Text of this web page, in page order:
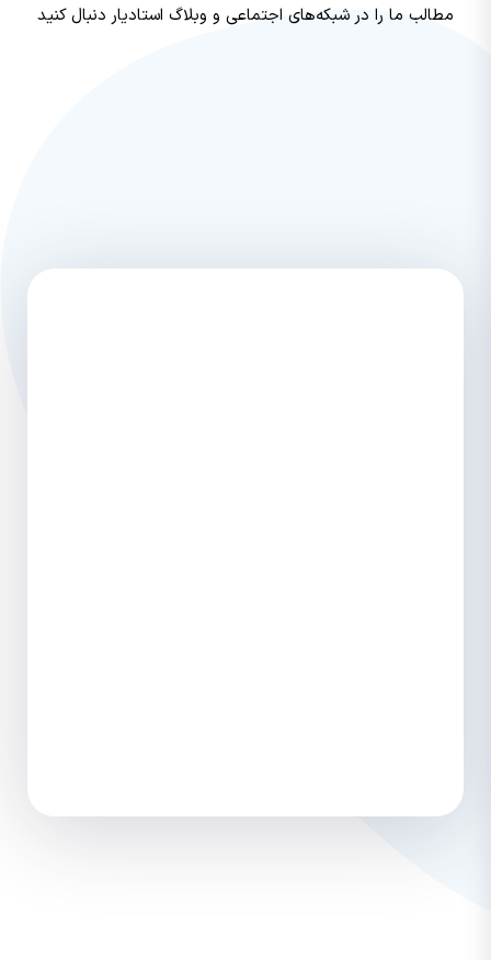
مطالب ما را در شبکه‌های اجتماعی و وبلاگ استادیار دنبال کنید